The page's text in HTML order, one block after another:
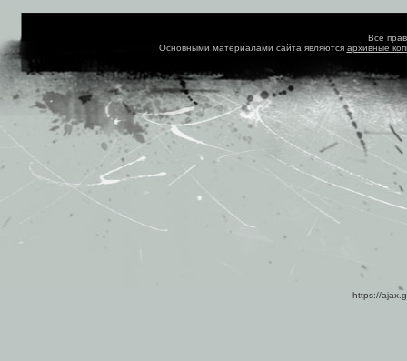
Все
Основными материалами сайта являются архивные
https://